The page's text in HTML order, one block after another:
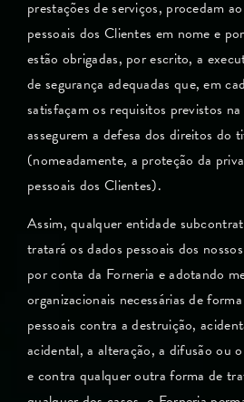
prestações de serviços, procedam
pessoais dos Clientes em nome e
estão obrigadas, por escrito, a
de segurança adequadas que, em
satisfaçam os requisitos previstos
assegurem a defesa dos direitos do
(nomeadamente, a proteção da
pessoais dos Clientes).
Assim, qualquer entidade
tratará os dados pessoais dos
por conta da Forneria e adotando
organizacionais necessárias de
pessoais contra a destruição,
acidental, a alteração, a difusão ou
e contra qualquer outra forma de